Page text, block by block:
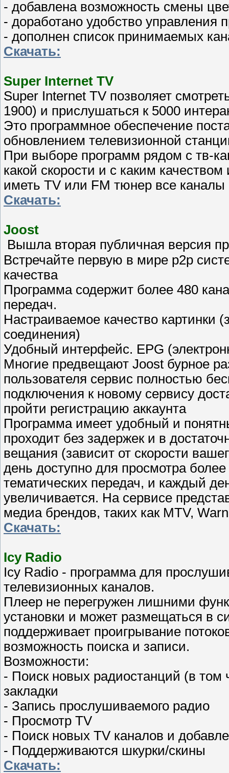
- добавлена возможность смены
- доработано удобство управления
- дополнен список принимаемых
Скачать:
Super Internet TV
Super Internet TV позволяет
1900) и прислушаться к 5000
Это программное обеспечение
обновлением телевизионной
При выборе программ рядом с тв-
какой скорости и с каким
иметь TV или FM тюнер все каналы
Скачать:
Joost
Вышла вторая публичная версия
Встречайте первую в мире p2p
качества
Программа содержит более 480
передач.
Настраиваемое качество картинки
соединения)
Удобный интерфейс. EPG
Многие предвещают Joost бурное
пользователя сервис полностью
подключения к новому сервису
пройти регистрацию аккаунта
Программа имеет удобный и
проходит без задержек и в
вещания (зависит от скорости
день доступно для просмотра
тематических передач, и каждый
увеличивается. На сервисе
медиа брендов, таких как MTV,
Скачать:
Icy Radio
Icy Radio - программа для
телевизионных каналов.
Плеер не перегружен лишними
установки и может размещаться в
поддерживает проигрывание
возможность поиска и записи.
Возможности:
- Поиск новых радиостанций (в том
закладки
- Запись прослушиваемого радио
- Просмотр TV
- Поиск новых TV каналов и
- Поддерживаются шкурки/скины
Скачать: